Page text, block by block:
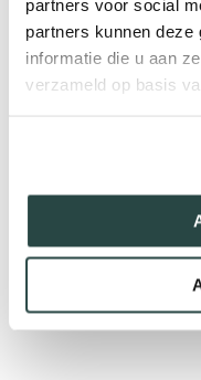
partners voor social
partners kunnen deze
informatie die u aan
verzameld op basis